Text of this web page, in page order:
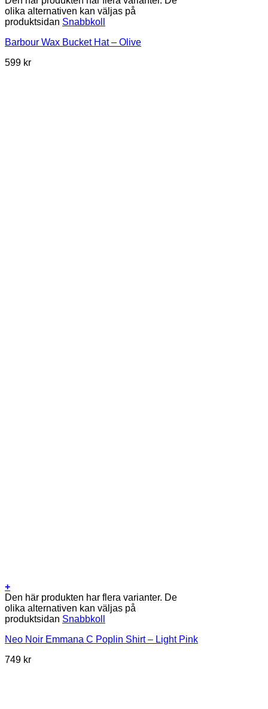
olika alternativen kan väljas på
produktsidan Snabbkoll
Barbour Wax Bucket Hat – Olive
599 kr
+
Den här produkten har flera varianter. De
olika alternativen kan väljas på
produktsidan Snabbkoll
Neo Noir Emmana C Poplin Shirt – Light Pink
749 kr